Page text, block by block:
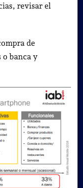
revisar el
de
o banca y